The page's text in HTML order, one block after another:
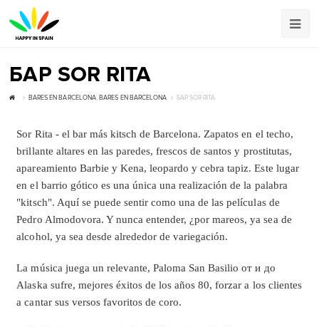
БАР SOR RITA
BARES EN BARCELONA, BARES EN BARCELONA БАР SOR RITA
Sor Rita - el bar más kitsch de Barcelona. Zapatos en el techo,
brillante altares en las paredes, frescos de santos y prostitutas,
apareamiento Barbie y Kena, leopardo y cebra tapiz. Este lugar
en el barrio gótico es una única una realización de la palabra
"kitsch". Aquí se puede sentir como una de las películas de
Pedro Almodovora. Y nunca entender, ¿por mareos, ya sea de
alcohol, ya sea desde alrededor de variegación.
La música juega un relevante, Paloma San Basilio от и до
Alaska sufre, mejores éxitos de los años 80, forzar a los clientes
a cantar sus versos favoritos de coro.